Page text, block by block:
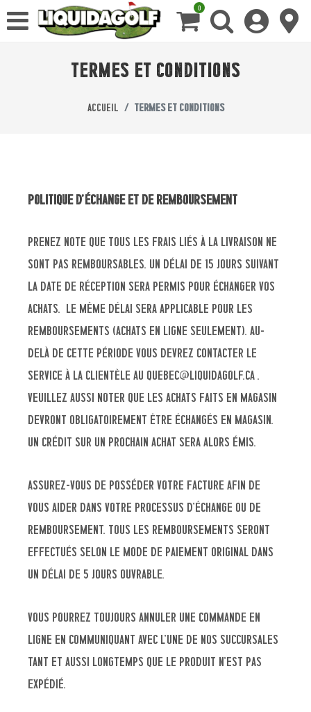
0
TERMES ET CONDITIONS
Accueil Termes et conditions
Politique d’échange et de remboursement
Prenez note que tous les frais liés à la livraison ne
sont pas remboursables. Un délai de 15 jours suivant
la date de réception sera permis pour échanger vos
achats. Le même délai sera applicable pour les
remboursements (achats en ligne seulement). Au-
delà de cette période vous devrez contacter le
service à la clientèle au quebec@liquidagolf.ca .
Veuillez aussi noter que les achats faits en magasin
devront obligatoirement être échangés en magasin.
Un crédit sur un prochain achat sera alors émis.
Assurez-vous de posséder votre facture afin de
vous aider dans votre processus d’échange ou de
remboursement. Tous les remboursements seront
effectués selon le mode de paiement original dans
un délai de 5 jours ouvrable.
Vous pourrez toujours annuler une commande en
ligne en communiquant avec l’une de nos succursales
tant et aussi longtemps que le produit n’est pas
expédié.